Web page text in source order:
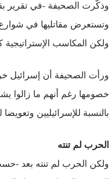
وذكّرت الصحيفة -في تقرير
وتستعرض مقاتليها في شوارع
ولكن المكاسب الإستراتيجية كلها من 15 شهرا من الحرب في الشرق الأوسط
ورأت الصحيفة أن
خصومها رغم أنهم ما زالوا
بالنسبة للإسرائيليين
الحرب لم تنته
ولكن الحرب لم تنته بعد -